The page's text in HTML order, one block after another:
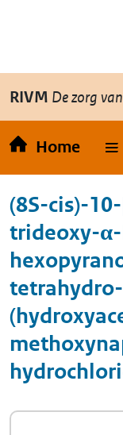
Overslaan en naar de
RIVM De zorg
Home
(8S-cis)-
trideoxy-